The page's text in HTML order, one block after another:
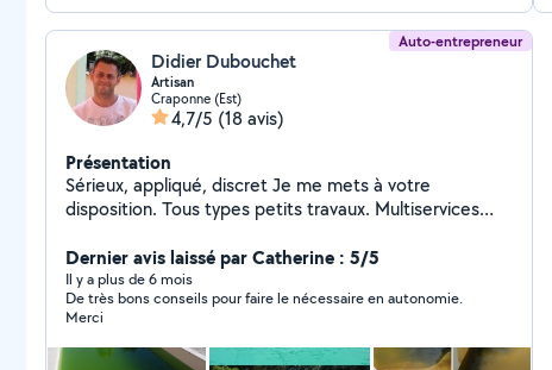
Auto-entrepreneur
Didier Dubouchet
Artisan
Craponne (Est)
4,7/5 (18 avis)
Présentation
Sérieux, appliqué, discret Je me mets à votre
disposition. Tous types petits travaux. Multiservices
Dernier avis laissé par Catherine : 5/5
Il y a plus de 6 mois
De très bons conseils pour faire le nécessaire en autonomie.
Merci